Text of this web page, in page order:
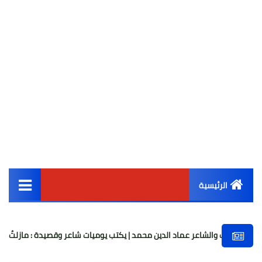
الرئيسية
أخبار مصر
والشاعر عماد الدين محمد | يكتب يوميات شاعر وقصيدة : مازلتُ بخير